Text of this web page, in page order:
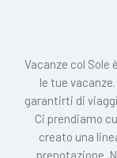
Vacanze col Sole
le tue
garantirti di
Ci prendiamo
creato una
prenotazione.